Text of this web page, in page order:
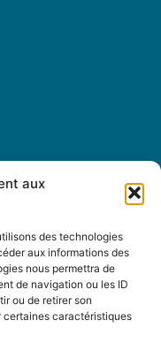
aux
des technologies
aux informations des
nous permettra de
de navigation ou les ID
ou de retirer son
caractéristiques